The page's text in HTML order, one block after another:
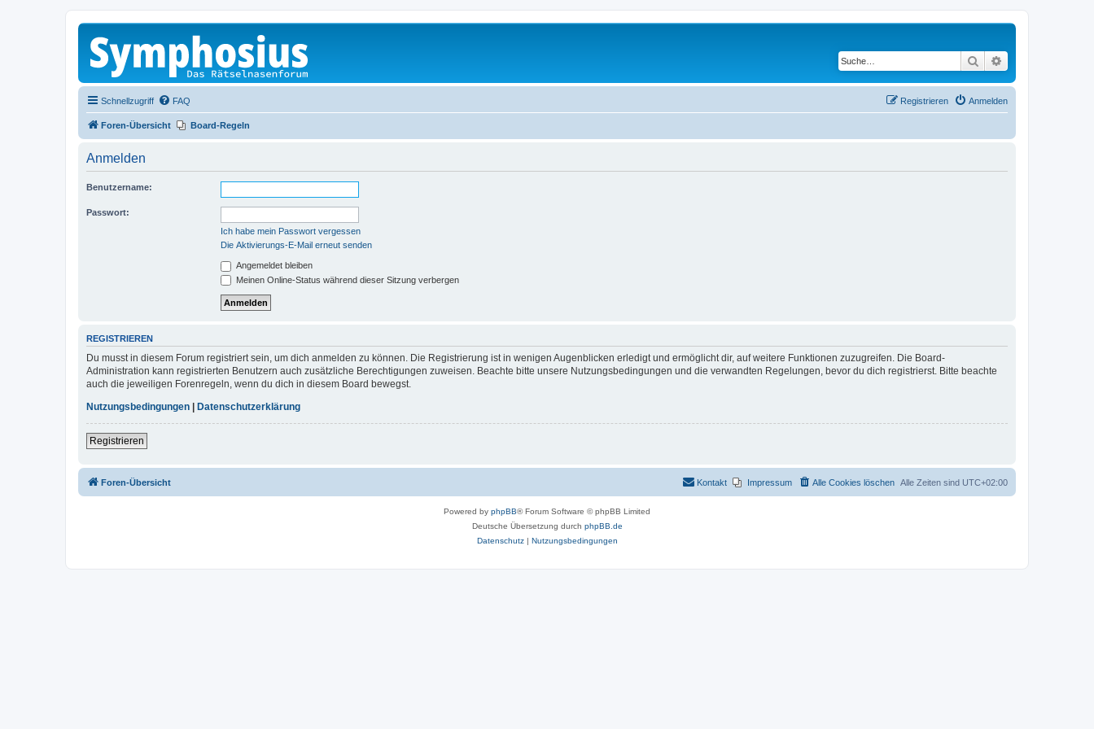
Suche
Schnellzugriff FAQ Anmelden
Registrieren
Foren-Übersicht Board-Regeln
Anmelden
Benutzername:
Passwort:
Ich habe mein Passwort vergessen
Die Aktivierungs-E-Mail erneut senden
Angemeldet bleiben
Meinen Online-Status während dieser Sitzung verbergen
REGISTRIEREN
Du musst in diesem Forum registriert sein, um dich anmelden zu können. Die Registrierung ist in wenigen Augenblicken erledigt und ermöglicht dir, auf weitere Funktionen zuzugreifen. Die Board-
Administration kann registrierten Benutzern auch zusätzliche Berechtigungen zuweisen. Beachte bitte unsere Nutzungsbedingungen und die verwandten Regelungen, bevor du dich registrierst. Bitte beachte
auch die jeweiligen Forenregeln, wenn du dich in diesem Board bewegst.
Nutzungsbedingungen | Datenschutzerklärung
Registrieren
Foren-Übersicht Alle Zeiten sind UTC+02:00
Alle Cookies löschen
Impressum
Kontakt
Powered by phpBB® Forum Software © phpBB Limited
Deutsche Übersetzung durch phpBB.de
Datenschutz| Nutzungsbedingungen